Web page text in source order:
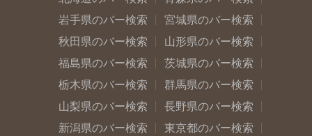
岩手県のバー検索
宮城県のバー検索
秋田県のバー検索
山形県のバー検索
福島県のバー検索
茨城県のバー検索
栃木県のバー検索
群馬県のバー検索
山梨県のバー検索
長野県のバー検索
新潟県のバー検索
東京都のバー検索